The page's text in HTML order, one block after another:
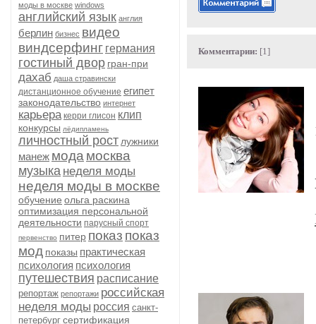
моды в москве windows
английский язык англия
берлин бизнес видео
виндсерфинг германия
гостиный двор гран-при
дахаб даша стравински
дистанционное обучение египет
законодательство интернет
карьера керри глисон клип
конкурсы лёдипламень
личностный рост лужники
манеж мода москва
музыка неделя моды
неделя моды в москве
обучение ольга раскина
оптимизация персональной
деятельности парусный спорт
первенство питер показ показ
мод показы практическая
психология психология
путешествия расписание
репортаж репортажи российская
неделя моды россия санкт-
петербург сертификация
Комментарии: [1]